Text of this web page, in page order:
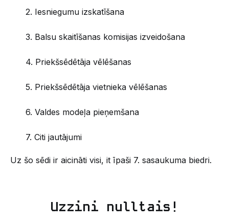
2. Iesniegumu izskatīšana
3. Balsu skaitīšanas komisijas izveidošana
4. Priekšsēdētāja vēlēšanas
5. Priekšsēdētāja vietnieka vēlēšanas
6. Valdes modeļa pieņemšana
7. Citi jautājumi
Uz šo sēdi ir aicināti visi, it īpaši 7. sasaukuma biedri.
Uzzini nulltais!